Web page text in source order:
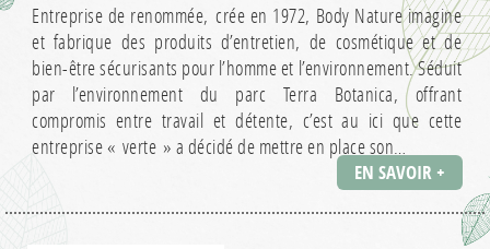
Entreprise de renommée, crée en 1972, Body Nature imagine
et fabrique des produits d’entretien, de cosmétique et de
bien-être sécurisants pour l’homme et l’environnement. Séduit
par l’environnement du parc Terra Botanica, offrant
compromis entre travail et détente, c’est au ici que cette
entreprise « verte » a décidé de mettre en place son…
EN SAVOIR +